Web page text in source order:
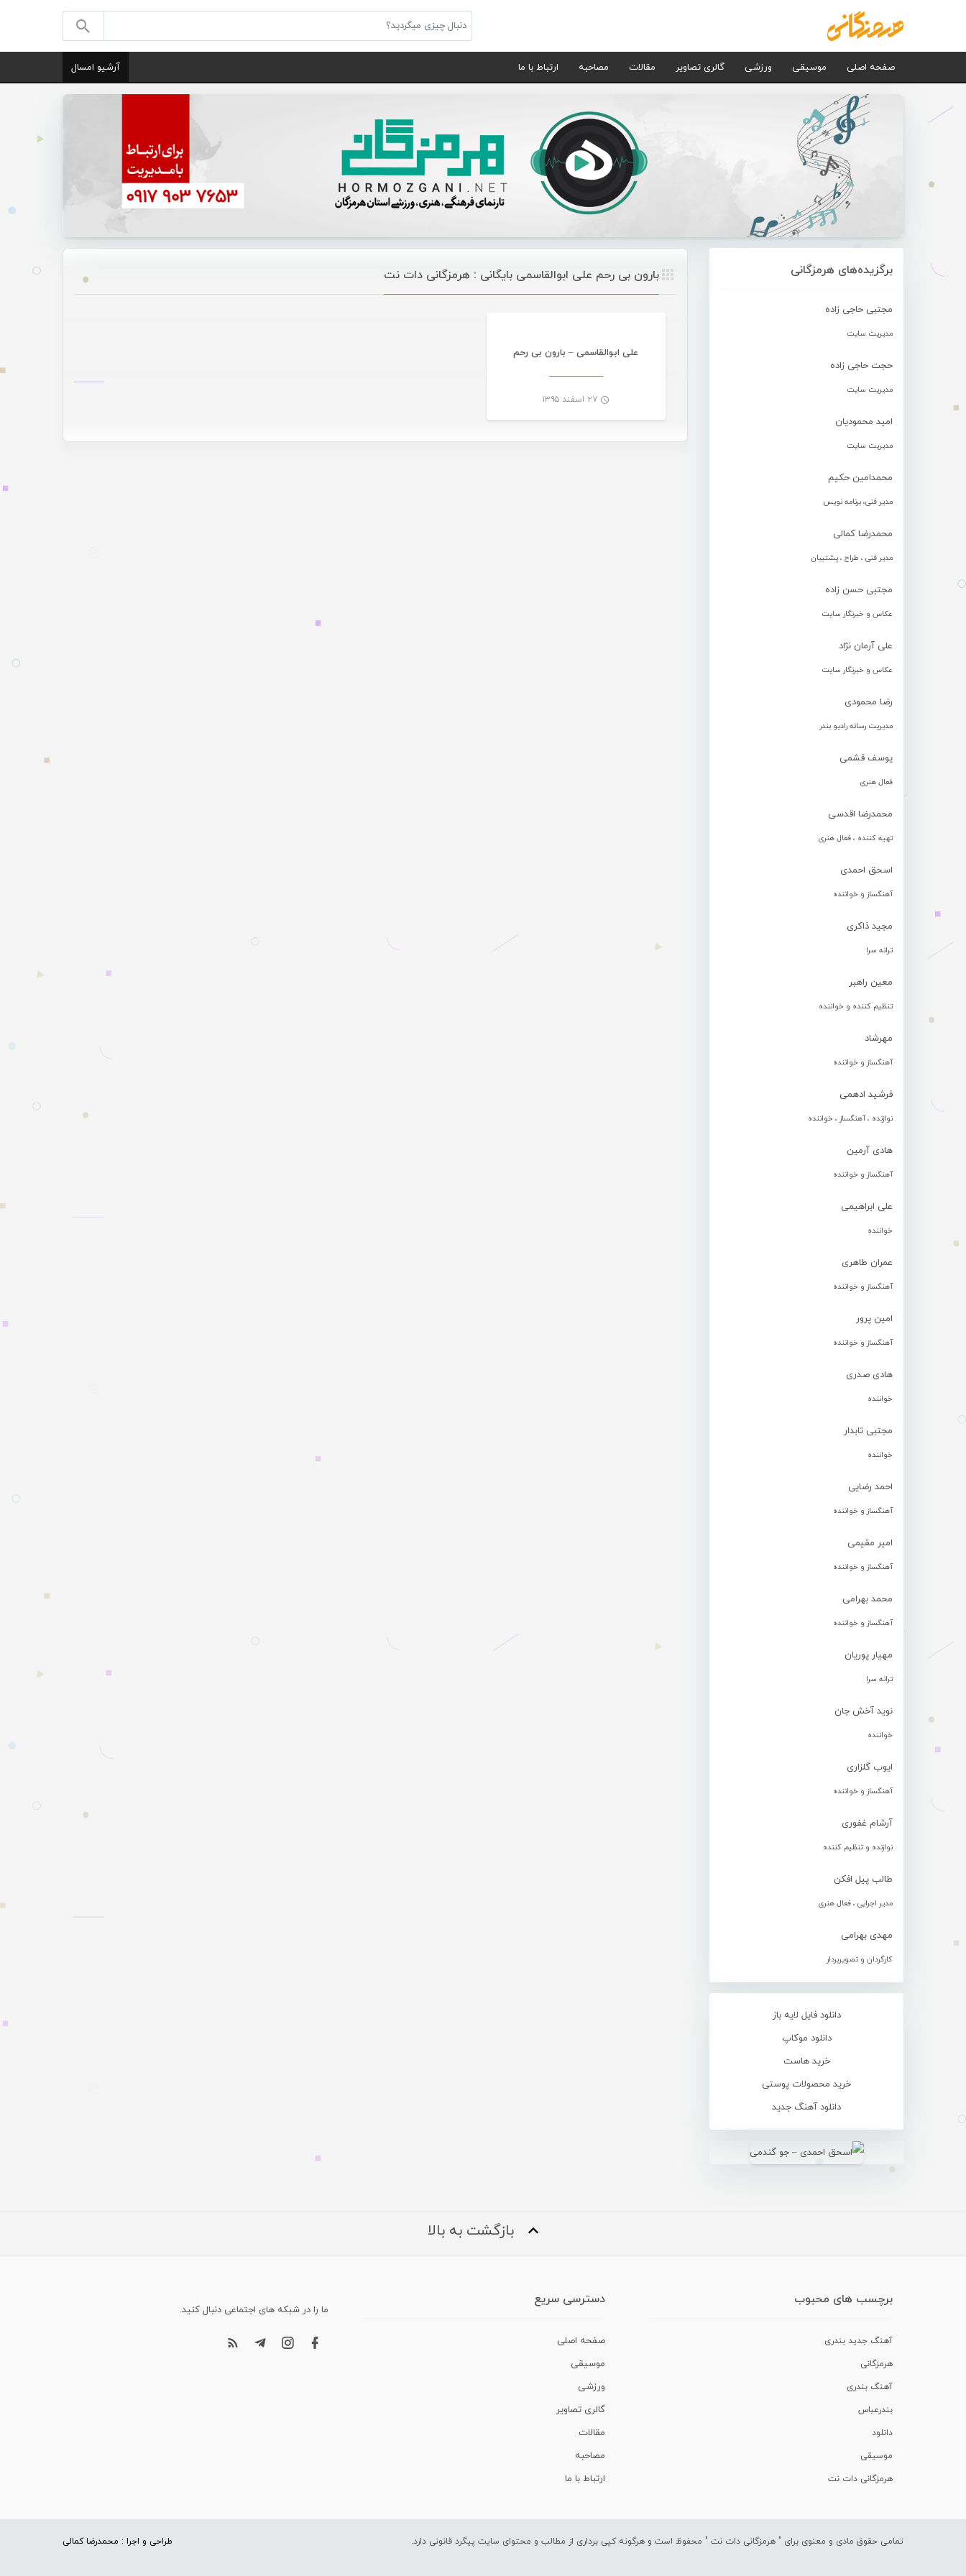
صفحه اصلی موسیقی ورزشی گالری تصاویر مقالات مصاحبه ارتباط با ما آرشیو امسال
برگزیده‌های هرمزگانی
مجتبی حاجی زاده
مدیریت سایت
حجت حاجی زاده
مدیریت سایت
امید محمودیان
مدیریت سایت
محمدامین حکیم
مدیر فنی، برنامه نویس
محمدرضا کمالی
مدیر فنی ، طراح ، پشتیبان
مجتبی حسن زاده
عکاس و خبرنگار سایت
علی آرمان نژاد
عکاس و خبرنگار سایت
رضا محمودی
مدیریت رسانه رادیو بندر
یوسف قشمی
فعال هنری
محمدرضا اقدسی
تهیه کننده ، فعال هنری
اسحق احمدی
آهنگساز و خواننده
مجید ذاکری
ترانه سرا
معین راهبر
تنظیم کننده و خواننده
مهرشاد
آهنگساز و خواننده
فرشید ادهمی
نوازنده ، آهنگساز ، خواننده
هادی آرمین
آهنگساز و خواننده
علی ابراهیمی
خواننده
عمران طاهری
آهنگساز و خواننده
امین پرور
آهنگساز و خواننده
هادی صدری
خواننده
مجتبی تابدار
خواننده
احمد رضایی
آهنگساز و خواننده
امیر مقیمی
آهنگساز و خواننده
محمد بهرامی
آهنگساز و خواننده
مهیار پوریان
ترانه سرا
نوید آخش جان
خواننده
ایوب گلزاری
آهنگساز و خواننده
آرشام غفوری
نوازنده و تنظیم کننده
طالب پیل افکن
مدیر اجرایی ، فعال هنری
مهدی بهرامی
کارگردان و تصویربردار
دانلود فایل لایه باز
دانلود موکاپ
خرید هاست
خرید محصولات پوستی
دانلود آهنگ جدید
بارون بی رحم علی ابوالقاسمی بایگانی : هرمزگانی دات نت
علی ابوالقاسمی – بارون بی رحم
۲۷ اسفند ۱۳۹۵
بازگشت به بالا
برچسب های محبوب
آهنگ جدید بندری
هرمزگانی
آهنگ بندری
بندرعباس
دانلود
موسیقی
هرمزگانی دات نت
دسترسی سریع
صفحه اصلی
موسیقی
ورزشی
گالری تصاویر
مقالات
مصاحبه
ارتباط با ما
ما را در شبکه های اجتماعی دنبال کنید.
تمامی حقوق مادی و معنوی برای " هرمزگانی دات نت " محفوظ است و هرگونه کپی برداری از مطالب و محتوای سایت پیگرد قانونی دارد. طراحی و اجرا : محمدرضا کمالی